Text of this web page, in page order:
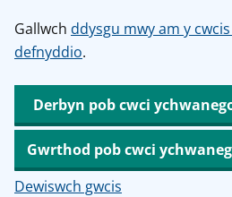
Gallwch ddysgu mwy am y
defnyddio.
Derbyn pob cwci
Gwrthod pob cwci
Dewiswch gwcis